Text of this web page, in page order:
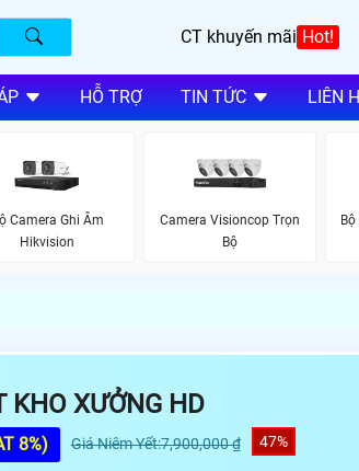
CT khuyến mãi Hot!
HỖ TRỢ TIN TỨC LIÊN
Camera Ghi Âm
Hikvision
Camera Visioncop Trọn
Bộ
KHO XƯỞNG HD
8%) Giá Niêm Yết:7,900,000 ₫ 47%